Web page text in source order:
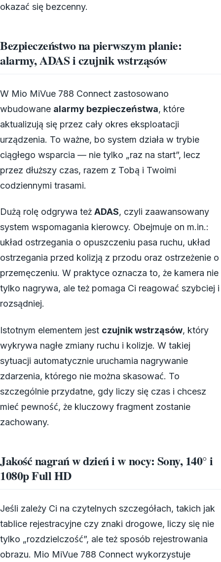
okazać się bezcenny.
Bezpieczeństwo na pierwszym planie:
alarmy, ADAS i czujnik wstrząsów
W Mio MiVue 788 Connect zastosowano
wbudowane alarmy bezpieczeństwa, które
aktualizują się przez cały okres eksploatacji
urządzenia. To ważne, bo system działa w trybie
ciągłego wsparcia — nie tylko „raz na start”, lecz
przez dłuższy czas, razem z Tobą i Twoimi
codziennymi trasami.
Dużą rolę odgrywa też ADAS, czyli zaawansowany
system wspomagania kierowcy. Obejmuje on m.in.:
układ ostrzegania o opuszczeniu pasa ruchu, układ
ostrzegania przed kolizją z przodu oraz ostrzeżenie o
przemęczeniu. W praktyce oznacza to, że kamera nie
tylko nagrywa, ale też pomaga Ci reagować szybciej i
rozsądniej.
Istotnym elementem jest czujnik wstrząsów, który
wykrywa nagłe zmiany ruchu i kolizje. W takiej
sytuacji automatycznie uruchamia nagrywanie
zdarzenia, którego nie można skasować. To
szczególnie przydatne, gdy liczy się czas i chcesz
mieć pewność, że kluczowy fragment zostanie
zachowany.
Jakość nagrań w dzień i w nocy: Sony, 140° i
1080p Full HD
Jeśli zależy Ci na czytelnych szczegółach, takich jak
tablice rejestracyjne czy znaki drogowe, liczy się nie
tylko „rozdzielczość”, ale też sposób rejestrowania
obrazu. Mio MiVue 788 Connect wykorzystuje